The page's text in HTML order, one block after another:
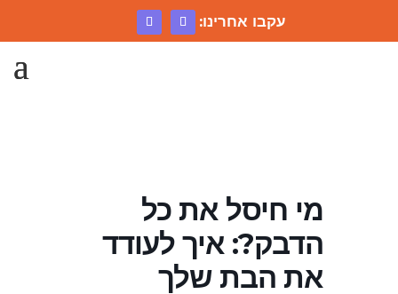
עקבו אחרינו:
מי חיסל את כל
הדבק?: איך לעודד
את הבת שלך